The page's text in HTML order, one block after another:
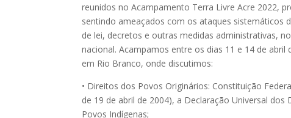
reunidos no Acampamento Terra Livre Acre 2022,
sentindo ameaçados com os ataques sistemáticos
de lei, decretos e outras medidas administrativas,
nacional. Acampamos entre os dias 11 e 14 de
em Rio Branco, onde discutimos:
• Direitos dos Povos Originários: Constituição
de 19 de abril de 2004), a Declaração Universal
Povos Indígenas;